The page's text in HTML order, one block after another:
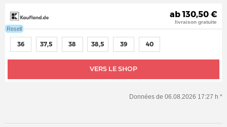
Resell
ab 130,50 €
livraison gratuite
VERS LE SHOP
36 37,5 38 38,5 39 40
Données de 06.08.2026 17:27 h *